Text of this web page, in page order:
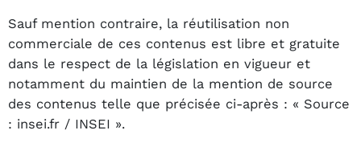
Sauf mention contraire, la réutilisation non
commerciale de ces contenus est libre et gratuite
dans le respect de la législation en vigueur et
notamment du maintien de la mention de source
des contenus telle que précisée ci-après : « Source
: insei.fr / INSEI ».